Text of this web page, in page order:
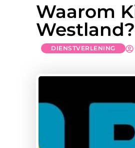
Waarom
Westland?
DIENSTVERLENING